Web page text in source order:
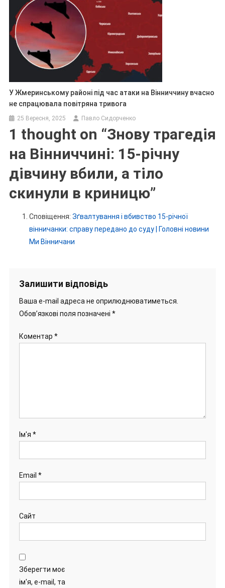
У Жмеринському районі під час атаки на Вінниччину вчасно
не спрацювала повітряна тривога
25 Вересня, 2025 Павло Сидорченко
1 thought on “Знову трагедія
на Вінниччині: 15-річну
дівчину вбили, а тіло
скинули в криницю”
Сповіщення: Зґвалтування і вбивство 15-річної
вінничанки: справу передано до суду | Головні новини
Ми Вінничани
Залишити відповідь
Ваша e-mail адреса не оприлюднюватиметься.
Обов’язкові поля позначені *
Коментар *
Ім'я *
Email *
Сайт
Зберегти моє
ім'я, e-mail, та